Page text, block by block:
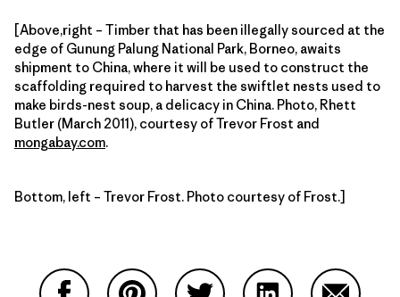
[Above,right – Timber that has been illegally sourced at the
edge of Gunung Palung National Park, Borneo, awaits
shipment to China, where it will be used to construct the
scaffolding required to harvest the swiftlet nests used to
make birds-nest soup, a delicacy in China. Photo, Rhett
Butler (March 2011), courtesy of Trevor Frost and
mongabay.com.
Bottom, left – Trevor Frost. Photo courtesy of Frost.]